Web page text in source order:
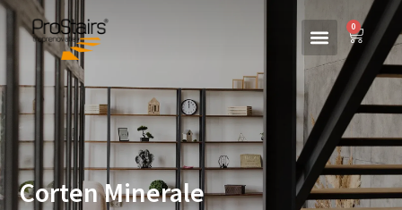
0
Corten Minerale